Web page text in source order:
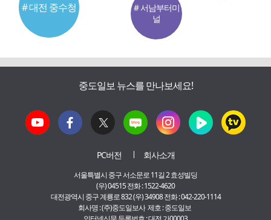
# 대전 중수청
# 서남부터미
널
중도일보 뉴스를 만나보세요!
PC버전 회사소개
서울특별시 중구 서소문로 11길 2 효성빌딩
(우) 04515 전화 : 1522-4620
대전광역시 중구 계룡로 832 (우) 34908 전화 : 042-220-1114
회사명 : (주)중도일보사 제호 : 중도일보